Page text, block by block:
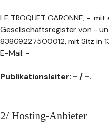
LE TROQUET GARONNE, -,
Gesellschaftsregister von -
83869227500012, mit Sitz in
E-Mail: -
Publikationsleiter: - / -.
2/ Hosting-Anbieter